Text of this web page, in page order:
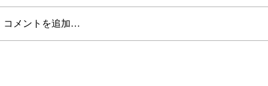
コメントを追加…